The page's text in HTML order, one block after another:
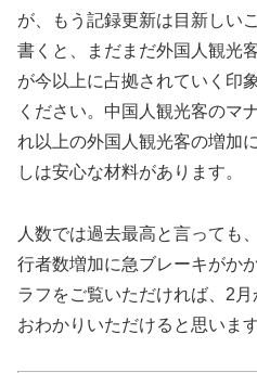
が、もう記録更新は目新しい
書くと、まだまだ外国人観光
が今以上に占拠されていく印
ください。中国人観光客のマ
れ以上の外国人観光客の増加
しは安心な材料があります。
人数では過去最高と言っても
行者数増加に急ブレーキがか
ラフをご覧いただければ、2
おわかりいただけると思います